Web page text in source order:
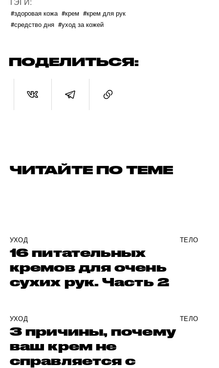
#здоровая кожа #крем #крем для рук
#средство дня #уход за кожей
ПОДЕЛИТЬСЯ:
ЧИТАЙТЕ ПО ТЕМЕ
УХОД ТЕЛО
16 питательных
кремов для очень
сухих рук. Часть 2
УХОД ТЕЛО
3 причины, почему
ваш крем не
справляется с